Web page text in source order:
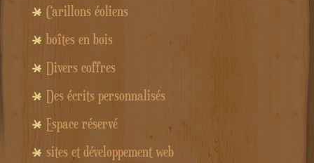
Carillons éoliens
boîtes en bois
Divers coffres
Des écrits personnalisés
Espace réservé
sites et développement web